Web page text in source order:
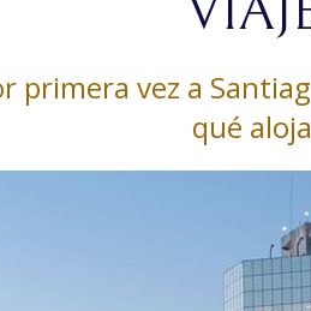
primera vez a
qué